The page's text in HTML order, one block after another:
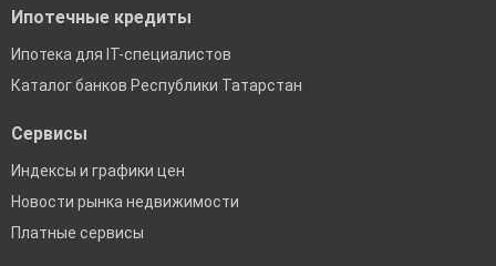
Ипотечные кредиты
Ипотека для IT-специалистов
Каталог банков Республики Татарстан
Сервисы
Индексы и графики цен
Новости рынка недвижимости
Платные сервисы